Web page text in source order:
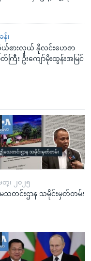
န်း
ားလှယ် နိုလင်းဟေဇာ
ြီး ဦးကျော်မိုးထွန်းအမြင်
တ္၊ ၂၀၂၅
မသတင်းဌာန သမိုင်းမှတ်တမ်း